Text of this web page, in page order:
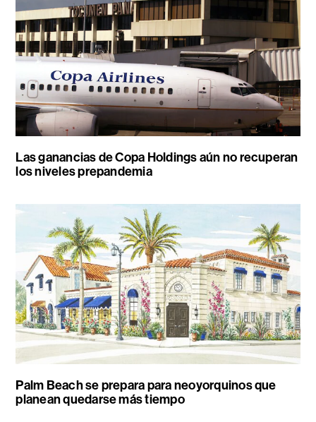
Las ganancias de Copa Holdings aún no recuperan
los niveles prepandemia
Palm Beach se prepara para neoyorquinos que
planean quedarse más tiempo